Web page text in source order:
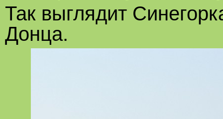
Так выглядит
Донца.